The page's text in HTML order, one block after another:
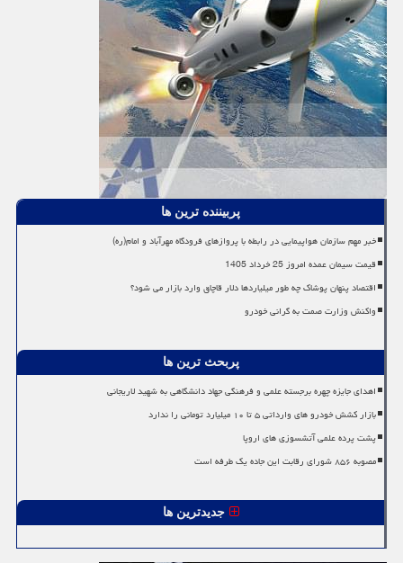
پربیننده ترین ها
خبر مهم سازمان هواپیمایی در رابطه با پروازهای فرودگاه مهرآباد و امام(ره)
قیمت سیمان عمده امروز 25 خرداد 1405
اقتصاد پنهان پوشاک چه طور میلیاردها دلار قاچاق وارد بازار می شود؟
واکنش وزارت صمت به گرانی خودرو
پربحث ترین ها
اهدای جایزه چهره برجسته علمی و فرهنگی جهاد دانشگاهی به شهید لاریجانی
بازار کشش خودرو های وارداتی ۵ تا ۱۰ میلیارد تومانی را ندارد
پشت پرده علمی آتشسوزی های اروپا
مصوبه ۸۵۶ شورای رقابت این جاده یک طرفه است
جدیدترین ها